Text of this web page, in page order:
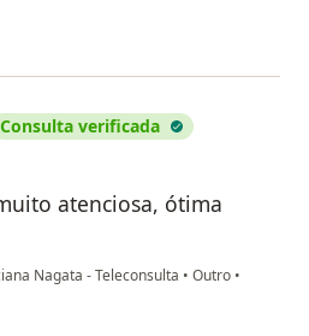
Consulta verificada
atenciosa, ótima
Nagata - Teleconsulta • Outro •